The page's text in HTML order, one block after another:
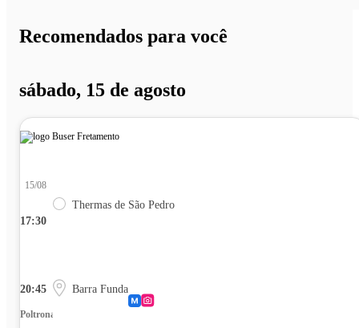
Recomendados para você
sábado, 15 de agosto
17:30
15/08
Thermas de São Pedro
20:45 Barra Funda
Poltrona